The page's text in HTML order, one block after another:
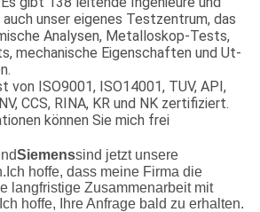
auch unser eigenes Testzentrum, das
Analysen, Metalloskop-Tests,
mechanische Eigenschaften und Ut-
von ISO9001, ISO14001, TUV, API,
CCS, RINA, KR und NK zertifiziert.
können Sie mich frei
Siemenssind jetzt unsere
Ich hoffe, dass meine Firma die
langfristige Zusammenarbeit mit
hoffe, Ihre Anfrage bald zu erhalten.